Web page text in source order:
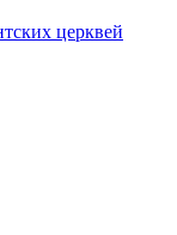
церквей